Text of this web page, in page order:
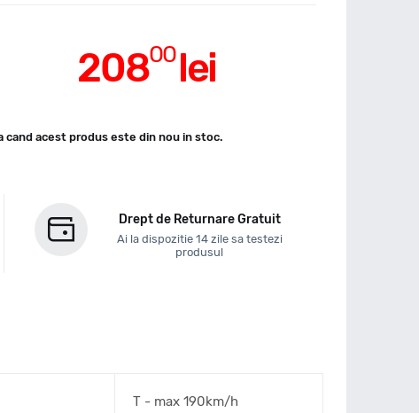
20800lei
cand acest produs este din nou in stoc.
Drept de Returnare Gratuit
Ai la dispozitie 14 zile sa testezi
produsul
T - max 190km/h